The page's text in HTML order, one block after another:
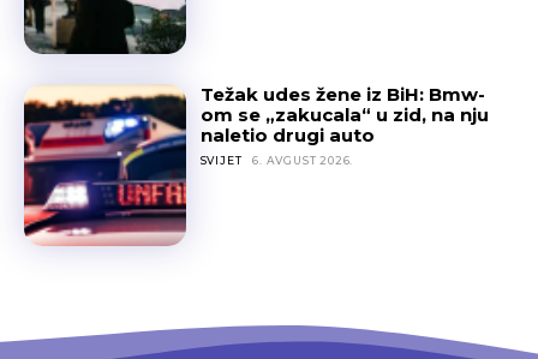
Težak udes žene iz BiH: Bmw-
om se „zakucala“ u zid, na nju
naletio drugi auto
SVIJET 6. AVGUST 2026.